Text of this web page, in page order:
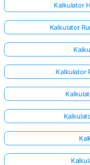
Kalkulator
Kalkulator
Kalkulator